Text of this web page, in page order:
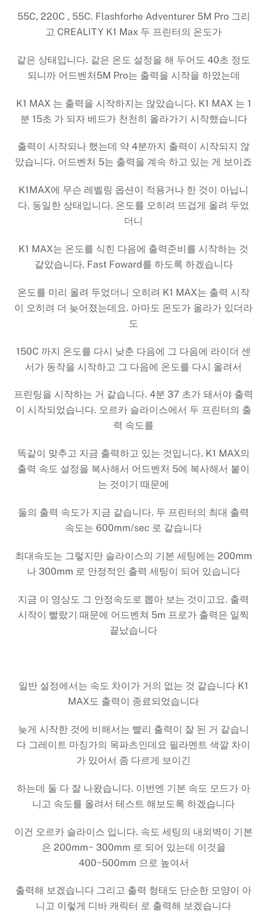
55C, 220C , 55C. Flashforhe Adventurer 5M Pro 그리
고 CREALITY K1 Max 두 프린터의 온도가
같은 상태입니다. 같은 온도 설정을 해 두어도 40초 정도
되니까 어드벤처5M Pro는 출력을 시작을 하였는데
K1 MAX 는 출력을 시작하지는 않았습니다. K1 MAX 는 1
분 15초 가 되자 베드가 천천히 올라가기 시작했습니다
출력이 시작되나 했는데 약 4분까지 출력이 시작되지 않
았습니다. 어드벤처 5는 출력을 계속 하고 있는 게 보이죠
K1MAX에 무슨 레벨링 옵션이 적용거나 한 것이 아닙니
다. 동일한 상태입니다. 온도를 오히려 뜨겁게 올려 두었
더니
K1 MAX는 온도를 식힌 다음에 출력준비를 시작하는 것
같았습니다. Fast Foward를 하도록 하겠습니다
온도를 미리 올려 두었더니 오히려 K1 MAX는 출력 시작
이 오히려 더 늦어졌는데요. 아마도 온도가 올라가 있더라
도
150C 까지 온도를 다시 낮춘 다음에 그 다음에 라이더 센
서가 동작을 시작하고 그 다음에 온도를 다시 올려서
프린팅을 시작하는 거 같습니다. 4분 37 초가 돼서야 출력
이 시작되었습니다. 오르카 슬라이스에서 두 프린터의 출
력 속도를
똑같이 맞추고 지금 출력하고 있는 것입니다. K1 MAX의
출력 속도 설정을 복사해서 어드벤처 5에 복사해서 붙이
는 것이기 때문에
둘의 출력 속도가 지금 같습니다. 두 프린터의 최대 출력
속도는 600mm/sec 로 같습니다
최대속도는 그렇지만 슬라이스의 기본 세팅에는 200mm
나 300mm 로 안정적인 출력 세팅이 되어 있습니다
지금 이 영상도 그 안정속도로 뽑아 보는 것이고요. 출력
시작이 빨랐기 때문에 어드벤쳐 5m 프로가 출력은 일찍
끝났습니다
일반 설정에서는 속도 차이가 거의 없는 것 같습니다 K1
MAX도 출력이 종료되었습니다
늦게 시작한 것에 비해서는 빨리 출력이 잘 된 거 같습니
다 그레이트 마징가의 목파츠인데요 필라멘트 색깔 차이
가 있어서 좀 다르게 보이긴
하는데 둘 다 잘 나왔습니다. 이번엔 기본 속도 모드가 아
니고 속도를 올려서 테스트 해보도록 하겠습니다
이건 오르카 슬라이스 입니다. 속도 세팅의 내외벽이 기본
은 200mm~ 300mm 로 되어 있는데 이것을
400~500mm 으로 높여서
출력해 보겠습니다 그리고 출력 형태도 단순한 모양이 아
니고 이렇게 디바 캐릭터 로 출력해 보겠습니다